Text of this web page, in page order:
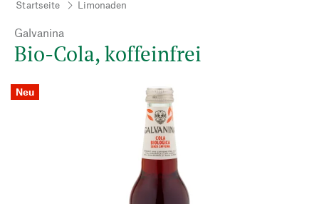
Startseite Limonaden
Galvanina
Bio-Cola, koffeinfrei
Neu